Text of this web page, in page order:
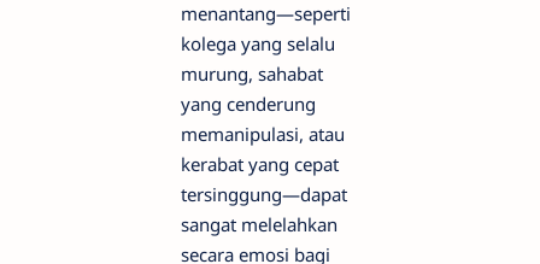
menantang—seperti
kolega yang selalu
murung, sahabat
yang cenderung
memanipulasi, atau
kerabat yang cepat
tersinggung—dapat
sangat melelahkan
secara emosi bagi